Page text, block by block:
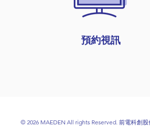
預約視訊
© 2026 MAEDEN All rights Reserved. 前電科創股